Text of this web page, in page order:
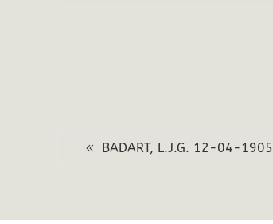
BADART, L.J.G. 12-04-1905